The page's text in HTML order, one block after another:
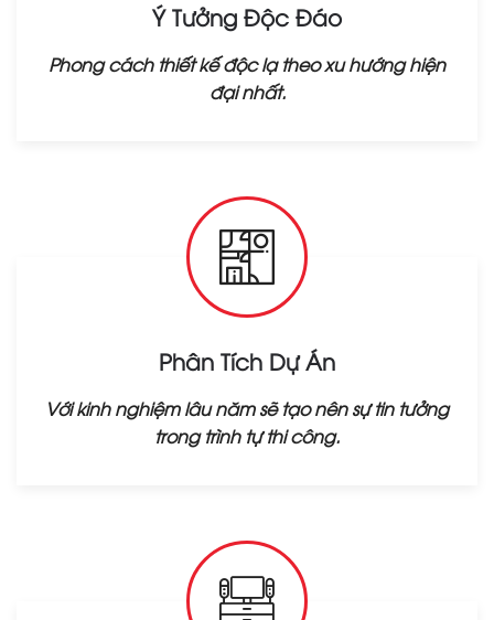
Ý Tưởng Độc Đáo
Phong cách thiết kế độc lạ theo xu hướng hiện
đại nhất.
Phân Tích Dự Án
Với kinh nghiệm lâu năm sẽ tạo nên sự tin tưởng
trong trình tự thi công.